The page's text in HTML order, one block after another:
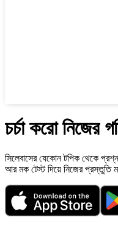
চর্চা করো নিজের
সিলেবাসের যেকোন টপিক থেকে
আর মক টেস্ট দিয়ে নিজের প্রস্তুতি